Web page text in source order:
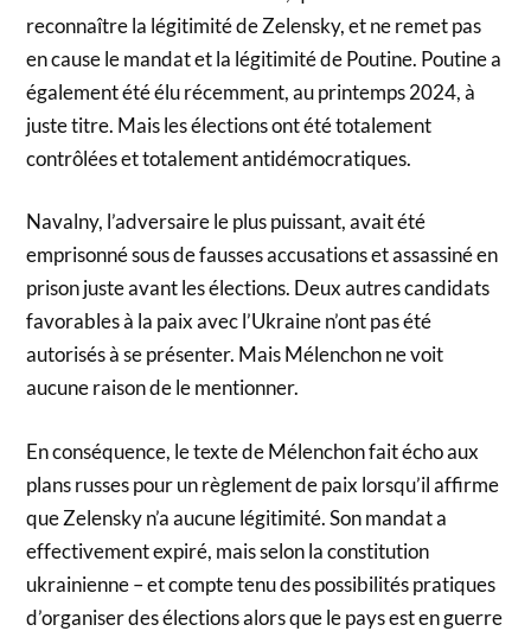
reconnaître la légitimité de Zelensky, et ne remet pas
en cause le mandat et la légitimité de Poutine. Poutine a
également été élu récemment, au printemps 2024, à
juste titre. Mais les élections ont été totalement
contrôlées et totalement antidémocratiques.
Navalny, l’adversaire le plus puissant, avait été
emprisonné sous de fausses accusations et assassiné en
prison juste avant les élections. Deux autres candidats
favorables à la paix avec l’Ukraine n’ont pas été
autorisés à se présenter. Mais Mélenchon ne voit
aucune raison de le mentionner.
En conséquence, le texte de Mélenchon fait écho aux
plans russes pour un règlement de paix lorsqu’il affirme
que Zelensky n’a aucune légitimité. Son mandat a
effectivement expiré, mais selon la constitution
ukrainienne – et compte tenu des possibilités pratiques
d’organiser des élections alors que le pays est en guerre